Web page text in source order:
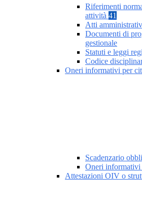
Riferimenti
attività 41
Atti
Documenti di
gestionale
Statuti e leggi
Codice
Oneri informativi per
Scadenzario
Oneri informativi
Attestazioni OIV o